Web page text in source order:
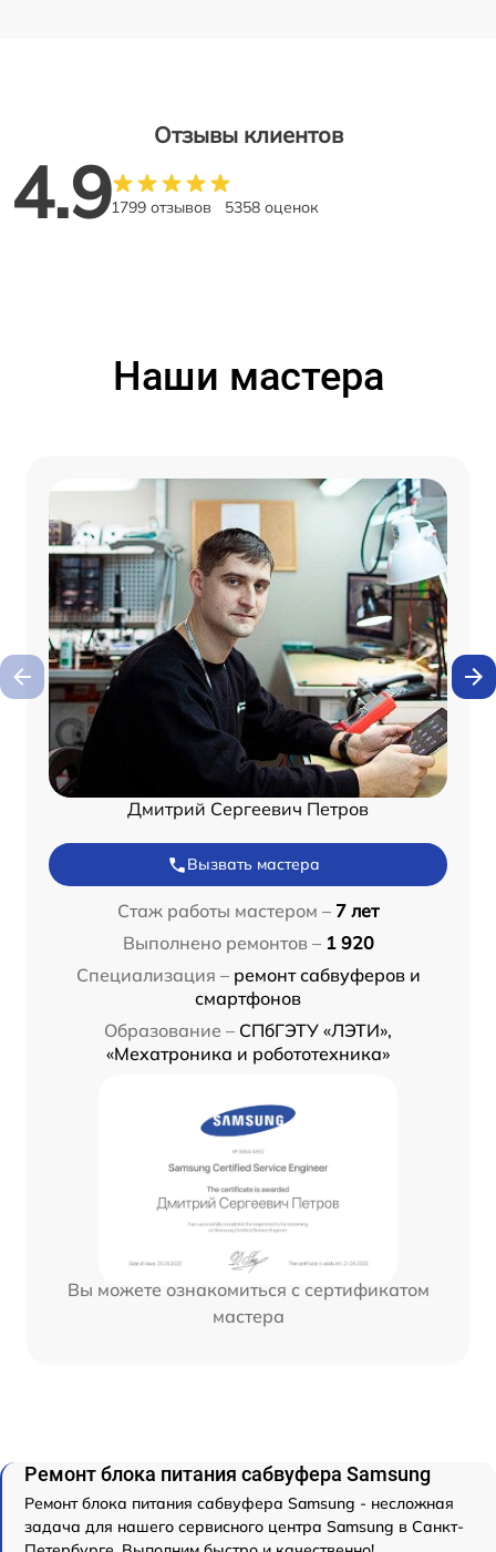
Отзывы клиентов
4.91799 отзывов 5358 оценок
Наши мастера
Дмитрий Сергеевич Петров
Вызвать мастера
Стаж работы мастером – 7 лет
Выполнено ремонтов – 1 920
Специализация – ремонт сабвуферов и
смартфонов
Образование – СПбГЭТУ «ЛЭТИ»,
«Мехатроника и робототехника»
Вы можете ознакомиться с сертификатом
мастера
Ремонт блока питания сабвуфера Samsung
Ремонт блока питания сабвуфера Samsung - несложная
задача для нашего сервисного центра Samsung в Санкт-